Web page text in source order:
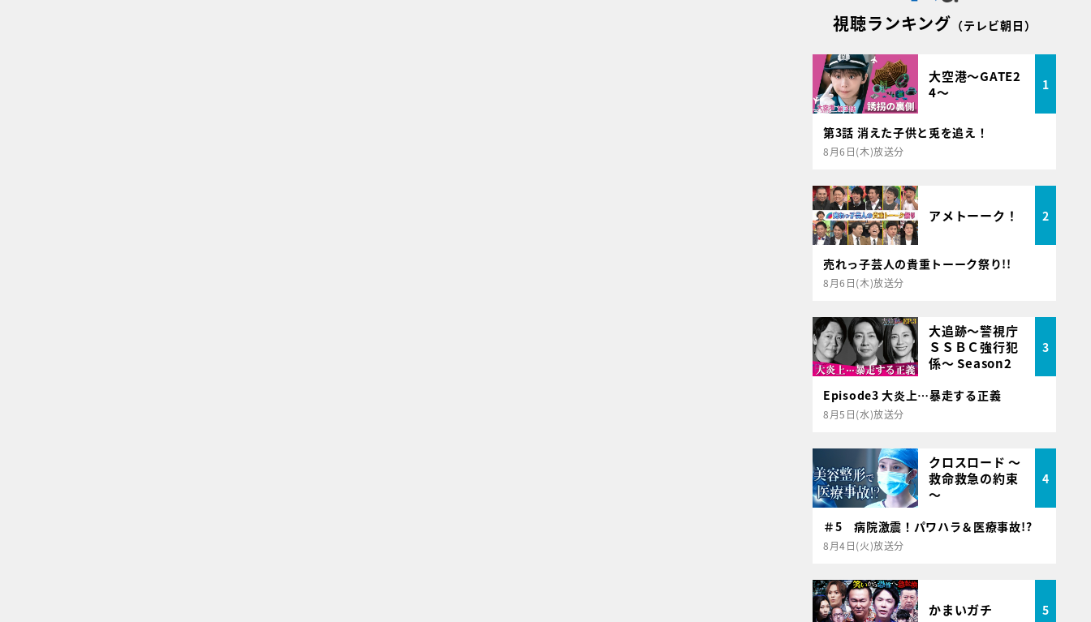
視聴ランキング （テレビ朝日）
大空港～GATE2
4～
1
第3話 消えた子供と兎を追え！
8月6日(木)放送分
アメトーーク！ 2
売れっ子芸人の貴重トーーク祭り!!
8月6日(木)放送分
大追跡～警視庁
ＳＳＢＣ強行犯
係～ Season2
3
Episode3 大炎上…暴走する正義
8月5日(水)放送分
クロスロード ～
救命救急の約束
～
4
＃5 病院激震！パワハラ＆医療事故!?
8月4日(火)放送分
かまいガチ 5